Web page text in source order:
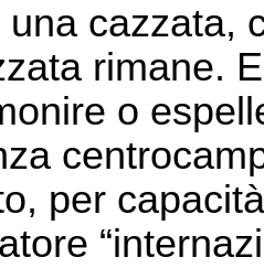
una cazzata,
rimane.
o
per